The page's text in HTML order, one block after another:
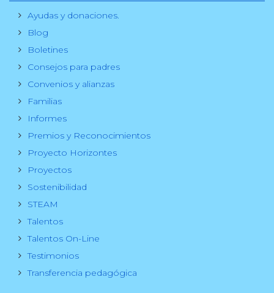
Ayudas y donaciones.
Blog
Boletines
Consejos para padres
Convenios y alianzas
Familias
Informes
Premios y Reconocimientos
Proyecto Horizontes
Proyectos
Sostenibilidad
STEAM
Talentos
Talentos On-Line
Testimonios
Transferencia pedagógica